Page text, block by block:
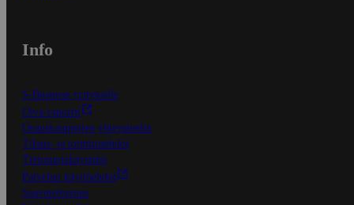
Info
S-Business yrityksille
Oiva-raportit
Osuuskauppojen yhteystiedot
Tilaus- ja toimitusehdot
Tietosuojakäytäntö
Palvelun käyttöehdot
Saavutettavuus